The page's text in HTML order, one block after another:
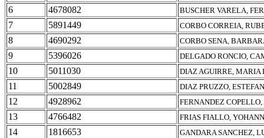
6 4678082 BUSCHER VARELA,
7 5891449 CORBO CORREIA,
8 4690292 CORBO SENA,
9 5396026 DELGADO RONCIO,
10 5011030 DIAZ AGUIRRE, MARIA
11 5002849 DIAZ PRUZZO,
12 4928962 FERNANDEZ
13 4766482 FRIAS FIALLO,
14 1816653 GANDARA SANCHEZ,